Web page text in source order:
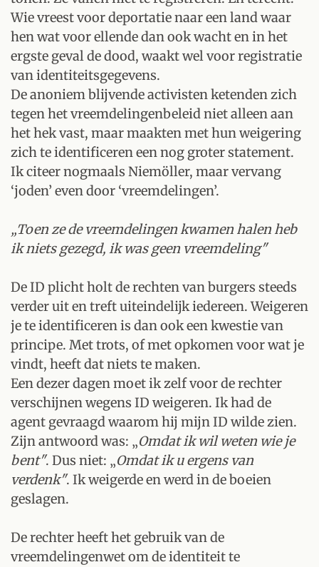
Wie vreest voor deportatie naar een land waar
hen wat voor ellende dan ook wacht en in het
ergste geval de dood, waakt wel voor registratie
van identiteitsgegevens.
De anoniem blijvende activisten ketenden zich
tegen het vreemdelingenbeleid niet alleen aan
het hek vast, maar maakten met hun weigering
zich te identificeren een nog groter statement.
Ik citeer nogmaals Niemöller, maar vervang
‘joden’ even door ‘vreemdelingen’.
„Toen ze de vreemdelingen kwamen halen heb
ik niets gezegd, ik was geen vreemdeling"
De ID plicht holt de rechten van burgers steeds
verder uit en treft uiteindelijk iedereen. Weigeren
je te identificeren is dan ook een kwestie van
principe. Met trots, of met opkomen voor wat je
vindt, heeft dat niets te maken.
Een dezer dagen moet ik zelf voor de rechter
verschijnen wegens ID weigeren. Ik had de
agent gevraagd waarom hij mijn ID wilde zien.
Zijn antwoord was: „Omdat ik wil weten wie je
bent". Dus niet: „Omdat ik u ergens van
verdenk". Ik weigerde en werd in de boeien
geslagen.
De rechter heeft het gebruik van de
vreemdelingenwet om de identiteit te